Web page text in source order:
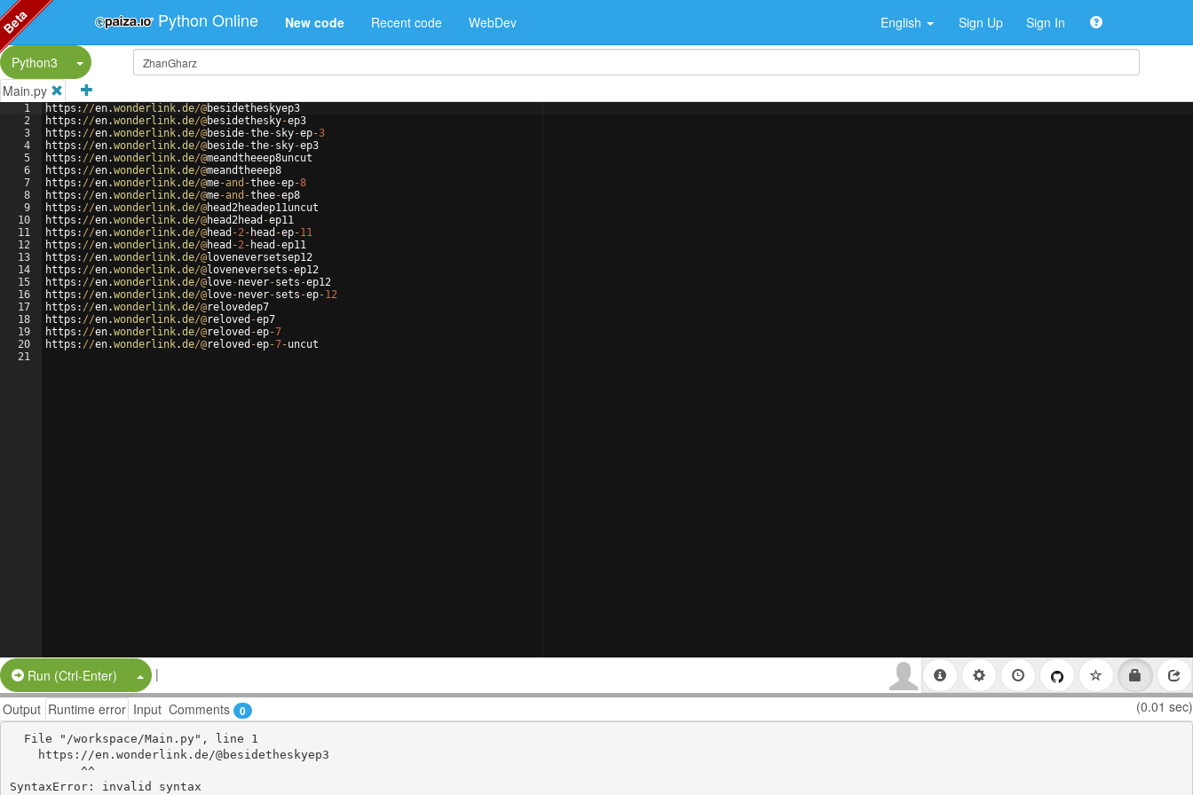
Python Online New code Recent code WebDev English Sign Up Sign In
Python3
Split Button!
Main.py
1
2
3
4
5
6
7
8
9
10
11
12
13
14
15
16
17
18
19
20
21
https : //en.wonderlink.de/@besidetheskyep3
https : //en.wonderlink.de/@besidethesky-ep3
https : //en.wonderlink.de/@beside-the-sky-ep-3
https : //en.wonderlink.de/@beside-the-sky-ep3
https : //en.wonderlink.de/@meandtheeep8uncut
https : //en.wonderlink.de/@meandtheeep8
https : //en.wonderlink.de/@me-and -thee-ep-8
https : //en.wonderlink.de/@me-and -thee-ep8
https : //en.wonderlink.de/@head2headep11uncut
https : //en.wonderlink.de/@head2head -ep11
https : //en.wonderlink.de/@head -2- head -ep-11
https : //en.wonderlink.de/@head -2- head -ep11
https : //en.wonderlink.de/@loveneversetsep12
https : //en.wonderlink.de/@loveneversets -ep12
https : //en.wonderlink.de/@love-never-sets -ep12
https : //en.wonderlink.de/@love-never-sets -ep-12
https : //en.wonderlink.de/@relovedep7
https : //en.wonderlink.de/@reloved -ep7
https : //en.wonderlink.de/@reloved -ep-7
https : //en.wonderlink.de/@reloved -ep-7-uncut
Run (Ctrl-Enter) Split Button!
|
Output Runtime error Input Comments 0 (0.01 sec)